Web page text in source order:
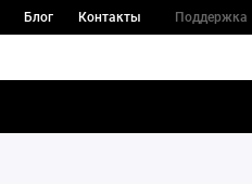
Блог Контакты Поддержка